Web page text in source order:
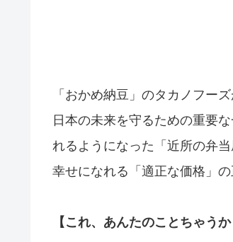
「おかめ納豆」のタカノフー
日本の未来を守るための重要
れるようになった「近所の弁
幸せになれる「適正な価格」の
【これ、あんたのことちゃうか